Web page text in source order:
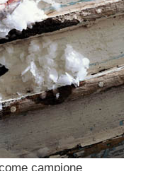
campione